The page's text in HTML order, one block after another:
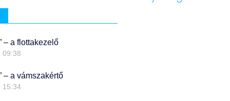
– a flottakezelő
09:38
– a vámszakértő
15:34